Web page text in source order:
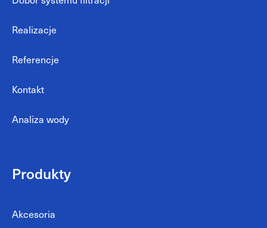
Realizacje
Referencje
Kontakt
Analiza wody
Produkty
Akcesoria